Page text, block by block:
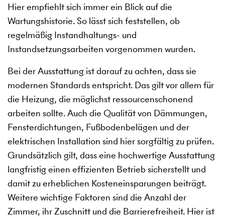
Hier empfiehlt sich immer ein Blick auf die
Wartungshistorie. So lässt sich feststellen, ob
regelmäßig Instandhaltungs- und
Instandsetzungsarbeiten vorgenommen wurden.
Bei der Ausstattung ist darauf zu achten, dass sie
modernen Standards entspricht. Das gilt vor allem für
die Heizung, die möglichst ressourcenschonend
arbeiten sollte. Auch die Qualität von Dämmungen,
Fensterdichtungen, Fußbodenbelägen und der
elektrischen Installation sind hier sorgfältig zu prüfen.
Grundsätzlich gilt, dass eine hochwertige Ausstattung
langfristig einen effizienten Betrieb sicherstellt und
damit zu erheblichen Kosteneinsparungen beiträgt.
Weitere wichtige Faktoren sind die Anzahl der
Zimmer, ihr Zuschnitt und die Barrierefreiheit. Hier ist